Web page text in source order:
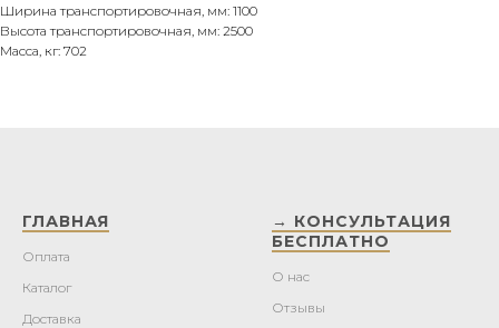
Ширина транспортировочная, мм: 1100
Высота транспортировочная, мм: 2500
Масса, кг: 702
ГЛАВНАЯ
Оплата
Каталог
Доставка
→ КОНСУЛЬТАЦИЯ
БЕСПЛАТНО
О нас
Отзывы